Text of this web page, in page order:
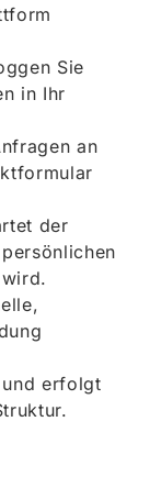
Sie
in Ihr
an
der
erfolgt